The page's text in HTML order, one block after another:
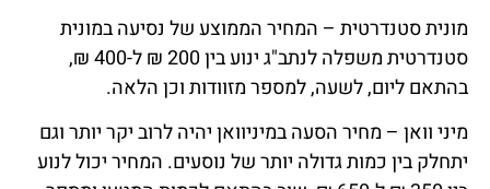
מונית סטנדרטית – המחיר הממוצע של נסיעה במונית
סטנדרטית משפלה לנתב"ג ינוע בין 200 ₪ ל-400 ₪,
בהתאם ליום, לשעה, למספר מזוודות וכן הלאה.
מיני וואן – מחיר הסעה במיניוואן יהיה לרוב יקר יותר וגם
יתחלק בין כמות גדולה יותר של נוסעים. המחיר יכול לנוע